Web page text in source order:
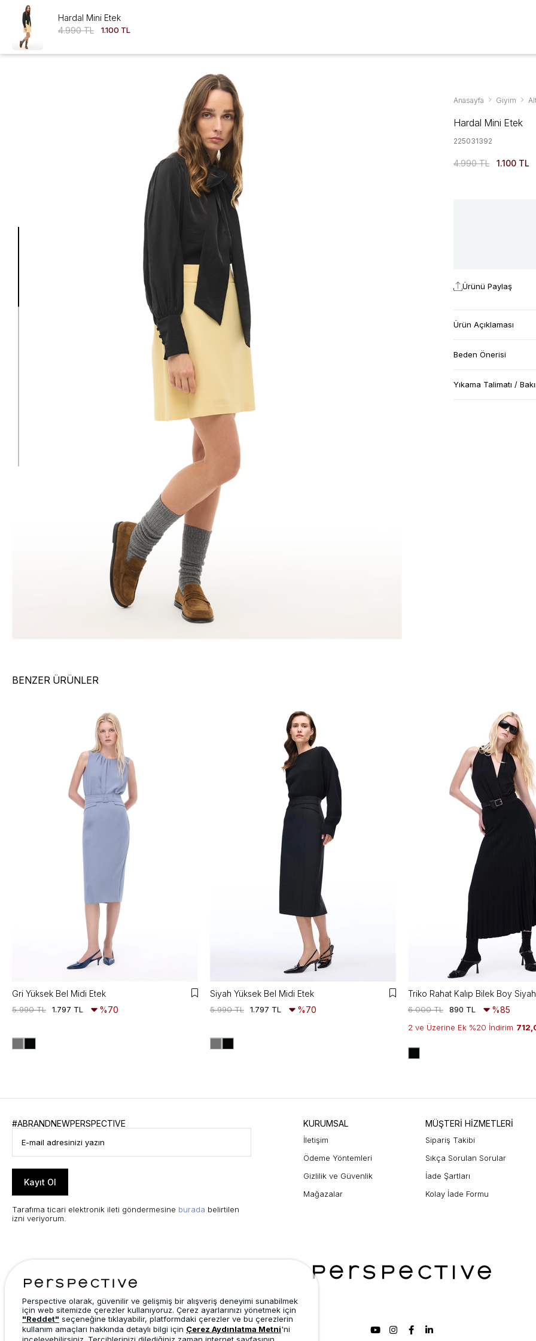
Anasayfa Giyim
Hardal Mini Etek
225031392
4.990 TL 1.100 TL
Ürünü Paylaş
Ürün Açıklaması
Beden Önerisi
Yıkama Talimatı /
Hardal Mini Etek
4.990 TL
1.100 TL
BENZER ÜRÜNLER
Gri Yüksek Bel Midi Etek
1.797 TL
5.990 TL %70
Siyah Yüksek Bel Midi Etek
1.797 TL
5.990 TL %70
Triko Rahat Kalıp Bilek Boy
890 TL
6.000 TL %85
2 ve Üzerine Ek %20 İndirim
#ABRANDNEWPERSPECTIVE
Kayıt Ol
Tarafıma ticari elektronik ileti göndermesine burada belirtilen
izni veriyorum.
KURUMSAL
İletişim
Ödeme Yöntemleri
Gizlilik ve Güvenlik
Mağazalar
MÜŞTERİ HİZMETLERİ
Sipariş Takibi
Sıkça Sorulan Sorular
İade Şartları
Kolay İade Formu
Perspective olarak, güvenilir ve gelişmiş bir alışveriş deneyimi sunabilmek
için web sitemizde çerezler kullanıyoruz. Çerez ayarlarınızı yönetmek için
"Reddet" seçeneğine tıklayabilir, platformdaki çerezler ve bu çerezlerin
kullanım amaçları hakkında detaylı bilgi için Çerez Aydınlatma Metni'ni